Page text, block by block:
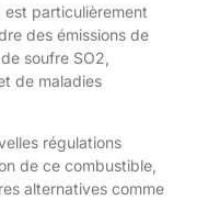
est particulièrement
des émissions de
soufre SO2,
de maladies
régulations
de ce combustible,
alternatives comme